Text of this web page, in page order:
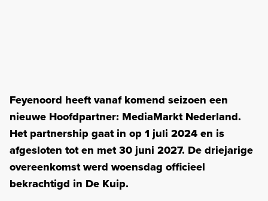
Feyenoord heeft vanaf komend seizoen een
nieuwe Hoofdpartner: MediaMarkt Nederland.
Het partnership gaat in op 1 juli 2024 en is
afgesloten tot en met 30 juni 2027. De driejarige
overeenkomst werd woensdag officieel
bekrachtigd in De Kuip.